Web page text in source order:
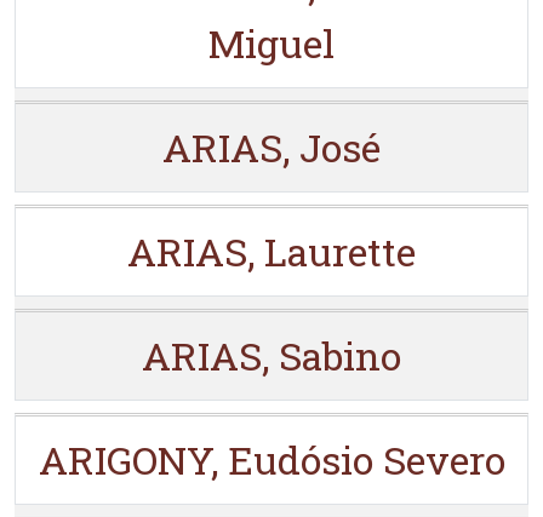
Miguel
ARIAS, José
ARIAS, Laurette
ARIAS, Sabino
ARIGONY, Eudósio Severo